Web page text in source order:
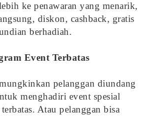
ke penawaran yang menarik,
diskon, cashback, gratis
berhadiah.
Event Terbatas
pelanggan diundang
menghadiri event spesial
Atau pelanggan bisa